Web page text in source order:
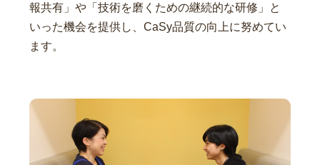
報共有」や「技術を磨くための継続的な研修」と
いった機会を提供し、CaSy品質の向上に努めてい
ます。